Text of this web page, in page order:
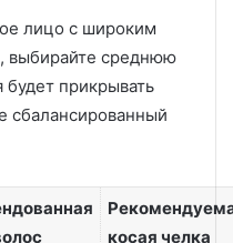
лицо с широким
выбирайте среднюю
будет прикрывать
сбалансированный
косая челка